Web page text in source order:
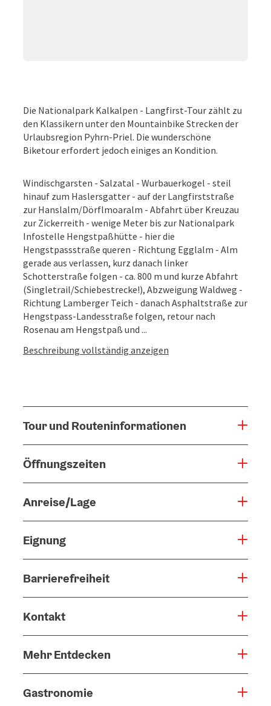
Die Nationalpark Kalkalpen - Langfirst-Tour zählt zu
den Klassikern unter den Mountainbike Strecken der
Urlaubsregion Pyhrn-Priel. Die wunderschöne
Biketour erfordert jedoch einiges an Kondition.
Windischgarsten - Salzatal - Wurbauerkogel - steil
hinauf zum Haslersgatter - auf der Langfirststraße
zur Hanslalm/Dörflmoaralm - Abfahrt über Kreuzau
zur Zickerreith - wenige Meter bis zur Nationalpark
Infostelle Hengstpaßhütte - hier die
Hengstpassstraße queren - Richtung Egglalm - Alm
gerade aus verlassen, kurz danach linker
Schotterstraße folgen - ca. 800 m und kurze Abfahrt
(Singletrail/Schiebestrecke!), Abzweigung Waldweg -
Richtung Lamberger Teich - danach Asphaltstraße zur
Hengstpass-Landesstraße folgen, retour nach
Rosenau am Hengstpaß und ...
Beschreibung vollständig anzeigen
Tour und Routeninformationen
Öffnungszeiten
Anreise/Lage
Eignung
Barrierefreiheit
Kontakt
Mehr Entdecken
Gastronomie